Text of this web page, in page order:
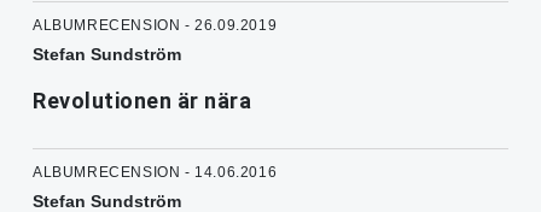
ALBUMRECENSION - 26.09.2019
Stefan Sundström
Revolutionen är nära
ALBUMRECENSION - 14.06.2016
Stefan Sundström